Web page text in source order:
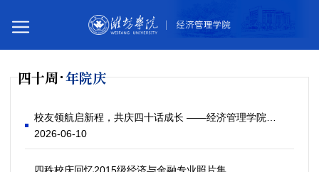
四十周 年院庆
2026-06-10
四秩校庆回忆2015级经济与金融专业照片集